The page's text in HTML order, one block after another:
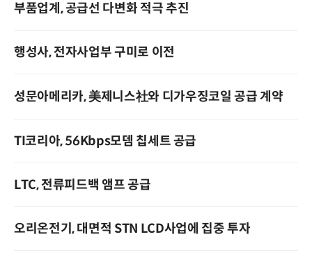
부품업계, 공급선 다변화 적극 추진
행성사, 전자사업부 구미로 이전
성문아메리카, 美제니스社와 디가우징코일 공급 계약
TI코리아, 56Kbps모뎀 칩세트 공급
LTC, 전류피드백 앰프 공급
오리온전기, 대면적 STN LCD사업에 집중 투자